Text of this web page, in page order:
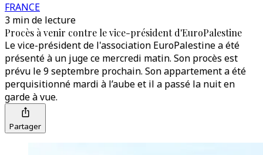
FRANCE
3 min de lecture
Procès à venir contre le vice-président d'EuroPalestine
Le vice-président de l'association EuroPalestine a été
présenté à un juge ce mercredi matin. Son procès est
prévu le 9 septembre prochain. Son appartement a été
perquisitionné mardi à l’aube et il a passé la nuit en
garde à vue.
Partager